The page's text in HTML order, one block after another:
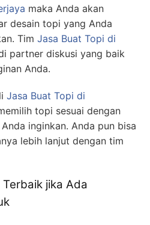
maka Anda akan
desain topi yang Anda
Tim Jasa Buat Topi di
partner diskusi yang baik
Anda.
Jasa Buat Topi di
topi sesuai dengan
inginkan. Anda pun bisa
lebih lanjut dengan tim
jika Ada